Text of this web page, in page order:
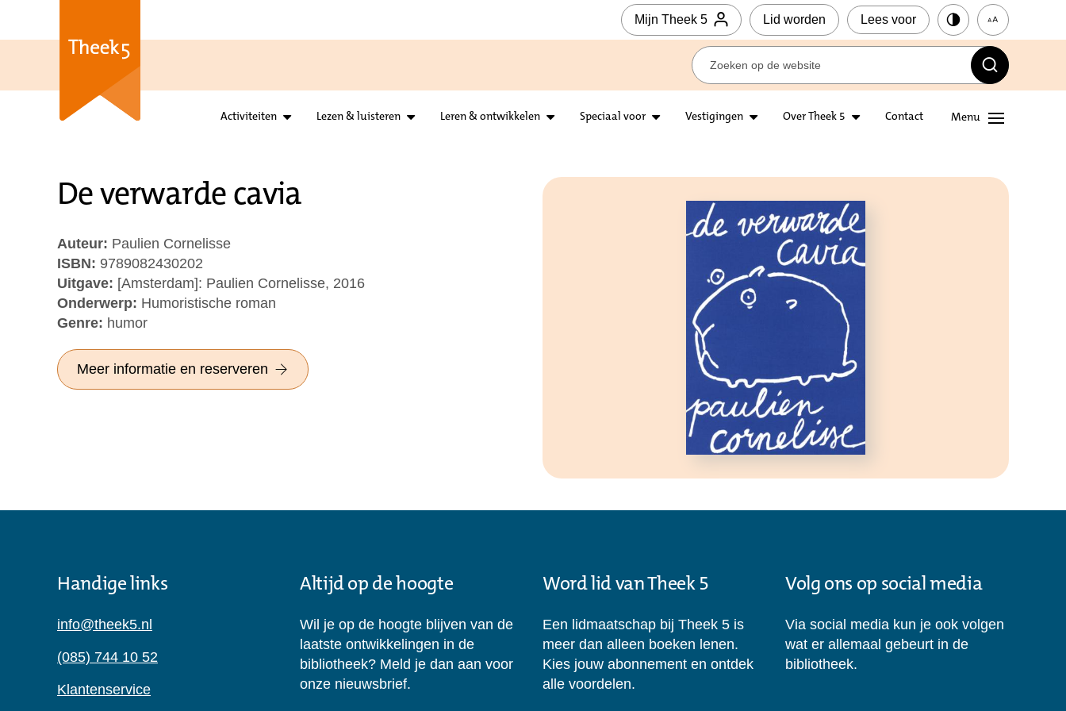
Mijn Theek 5 Lid worden Lees voor
Activiteiten Lezen & luisteren Leren & ontwikkelen Speciaal voor Vestigingen Over Theek 5 Contact
De verwarde cavia
Auteur: Paulien Cornelisse
ISBN: 9789082430202
Uitgave: [Amsterdam]: Paulien Cornelisse, 2016
Onderwerp: Humoristische roman
Genre: humor
Meer informatie en reserveren
Handige links
info@theek5.nl
(085) 744 10 52
Klantenservice
Altijd op de hoogte
Wil je op de hoogte blijven van de
laatste ontwikkelingen in de
bibliotheek? Meld je dan aan voor
onze nieuwsbrief.
Word lid van Theek 5
Een lidmaatschap bij Theek 5 is
meer dan alleen boeken lenen.
Kies jouw abonnement en ontdek
alle voordelen.
Volg ons op social media
Via social media kun je ook volgen
wat er allemaal gebeurt in de
bibliotheek.